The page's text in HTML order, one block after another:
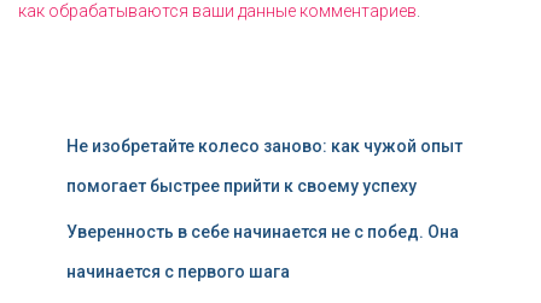
как обрабатываются ваши данные комментариев
Не изобретайте колесо заново: как чужой опыт
помогает быстрее прийти к своему успеху
Уверенность в себе начинается не с побед. Она
начинается с первого шага